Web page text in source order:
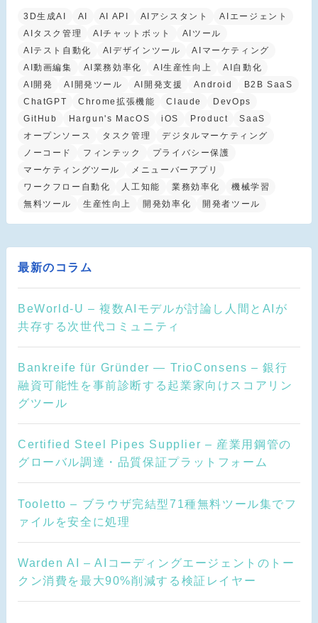
3D生成AI AI AI API AIアシスタント
AIエージェント
AIタスク管理
AIチャットボット
AIツール
AIテスト自動化
AIデザインツール
AIマーケティング
AI動画編集
AI業務効率化 AI生産性向上
AI自動化
AI開発
AI開発ツール AI開発支援 Android
B2B SaaS
ChatGPT
Chrome拡張機能 Claude
DevOps
GitHub
Hargun's MacOS iOS Product
SaaS
オープンソース
タスク管理
デジタルマーケティング
ノーコード
フィンテック
プライバシー保護
マーケティングツール
メニューバーアプリ
ワークフロー自動化
人工知能 業務効率化
機械学習
無料ツール
生産性向上 開発効率化 開発者ツール
最新のコラム
BeWorld-U – 複数AIモデルが討論し人間とAIが
共存する次世代コミュニティ
Bankreife für Gründer — TrioConsens – 銀行
融資可能性を事前診断する起業家向けスコアリン
グツール
Certified Steel Pipes Supplier – 産業用鋼管の
グローバル調達・品質保証プラットフォーム
Tooletto – ブラウザ完結型71種無料ツール集でフ
ァイルを安全に処理
Warden AI – AIコーディングエージェントのトー
クン消費を最大90%削減する検証レイヤー